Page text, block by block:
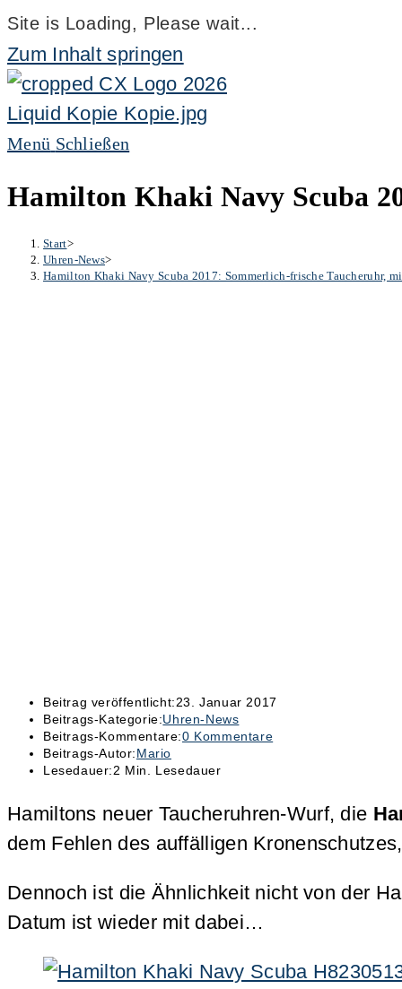
Site is Loading, Please wait...
Zum Inhalt springen
Menü Schließen
Hamilton Khaki Navy Scuba
Start>
Uhren-News>
Hamilton Khaki Navy Scuba 2017: Sommerlich-frische Taucheruhr,
Beitrag veröffentlicht:23. Januar 2017
Beitrags-Kategorie:Uhren-News
Beitrags-Kommentare:0 Kommentare
Beitrags-Autor:Mario
Lesedauer:2 Min. Lesedauer
Hamiltons neuer Taucheruhren-Wurf, die
dem Fehlen des auffälligen
Dennoch ist die Ähnlichkeit nicht von der
Datum ist wieder mit dabei…